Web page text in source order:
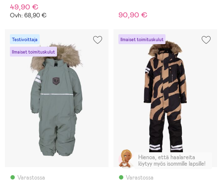
49,90 €
Ovh: 68,90 € 90,90 €
Testivoittaja
Ilmaiset toimituskulut
Varastossa
Ilmaiset toimituskulut
Varastossa
Hienoa, että haalareita
löytyy myös isommille lapsille!